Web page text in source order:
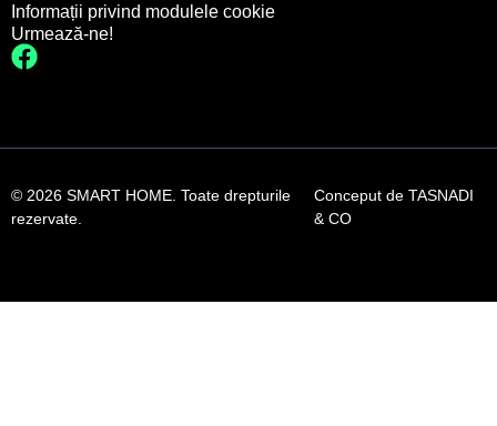
Informații privind modulele cookie
Urmează-ne!
© 2026 SMART HOME. Toate drepturile
rezervate.
Conceput de TASNADI
& CO